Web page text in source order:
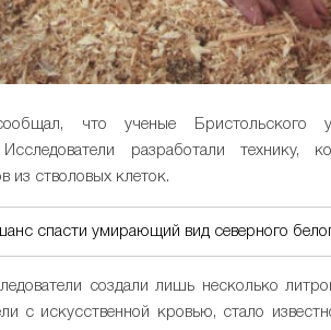
что ученые Бристольского
разработали технику,
из стволовых клеток.
спасти умирающий вид северного
создали лишь несколько
с искусственной кровью, стало